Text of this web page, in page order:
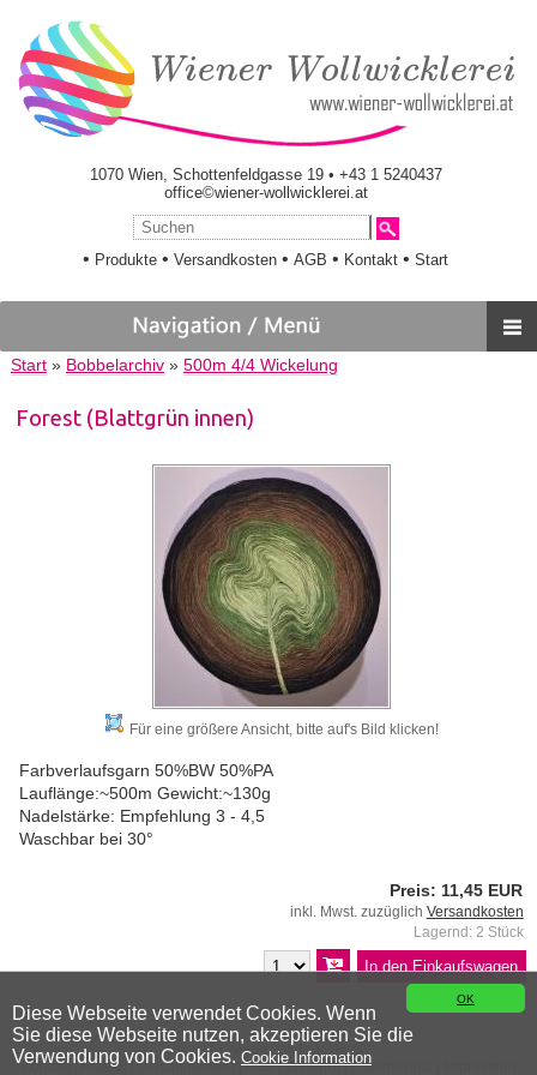
OK
Diese Webseite verwendet Cookies. Wenn
Sie diese Webseite nutzen, akzeptieren Sie die
Verwendung von Cookies. Cookie Information
1070 Wien, Schottenfeldgasse 19 • +43 1 5240437
office©wiener-wollwicklerei.at
• Produkte •Versandkosten •AGB • Kontakt •Start
Start» Bobbelarchiv» 500m 4/4 Wickelung
Forest (Blattgrün innen)
Für eine größere Ansicht, bitte auf's Bild klicken!
Farbverlaufsgarn 50%BW 50%PA
Lauflänge:~500m Gewicht:~130g
Nadelstärke: Empfehlung 3 - 4,5
Waschbar bei 30°
Preis: 11,45 EUR
inkl. Mwst. zuzüglich Versandkosten
Lagernd: 2 Stück
© 2026 Wiener Wollwicklerei
Kontakt |Anfahrt |Versandkosten |AGB|Widerruf|Datenschutz